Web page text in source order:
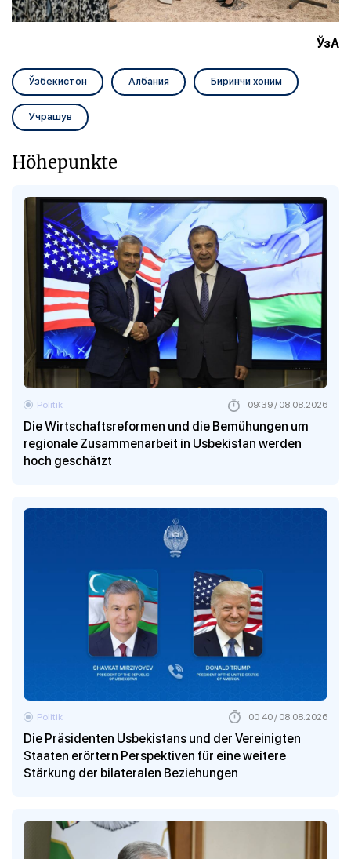
ЎзА
Ўзбекистон Албания Биринчи хоним
Учрашув
Höhepunkte
Die Wirtschaftsreformen und die Bemühungen um
regionale Zusammenarbeit in Usbekistan werden
hoch geschätzt
Politik 09:39 / 08.08.2026
Die Präsidenten Usbekistans und der Vereinigten
Staaten erörtern Perspektiven für eine weitere
Stärkung der bilateralen Beziehungen
Politik 00:40 / 08.08.2026